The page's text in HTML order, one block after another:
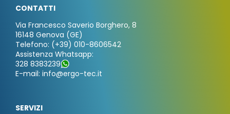
CONTATTI
Via Francesco Saverio Borghero, 8
16148 Genova (GE)
Telefono: (+39) 010-8606542
Assistenza Whatsapp:
328 8383239
E-mail: info@ergo-tec.it
SERVIZI